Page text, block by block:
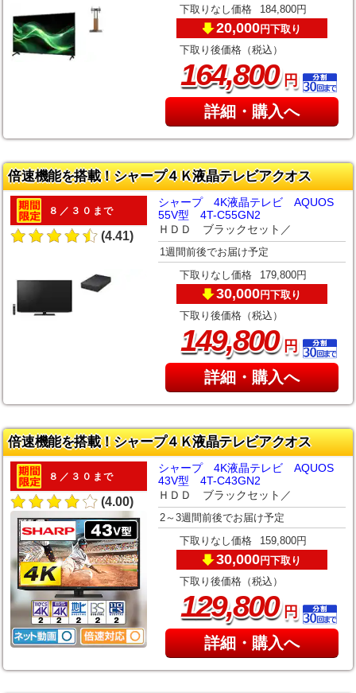
下取りなし価格 184,800円
20,000円下取り
下取り後価格（税込）
164,800円
詳細・購入へ
倍速機能を搭載！シャープ４Ｋ液晶テレビアクオス
８／３０まで
(4.41)
シャープ 4K液晶テレビ AQUOS
55V型 4T-C55GN2
ＨＤＤ ブラックセット／
1週間前後でお届け予定
下取りなし価格 179,800円
30,000円下取り
下取り後価格（税込）
149,800円
詳細・購入へ
倍速機能を搭載！シャープ４Ｋ液晶テレビアクオス
８／３０まで
(4.00)
シャープ 4K液晶テレビ AQUOS
43V型 4T-C43GN2
ＨＤＤ ブラックセット／
2～3週間前後でお届け予定
下取りなし価格 159,800円
30,000円下取り
下取り後価格（税込）
129,800円
詳細・購入へ